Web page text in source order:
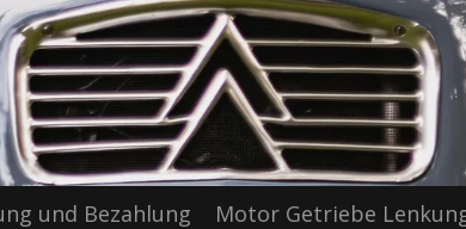
und Bezahlung
Motor Getriebe